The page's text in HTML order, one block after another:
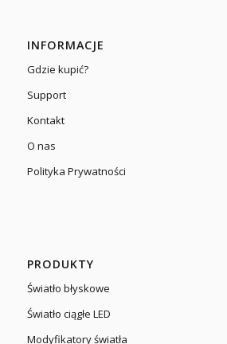
INFORMACJE
Gdzie kupić?
Support
Kontakt
O nas
Polityka Prywatności
PRODUKTY
Światło błyskowe
Światło ciągłe LED
Modyfikatory światła